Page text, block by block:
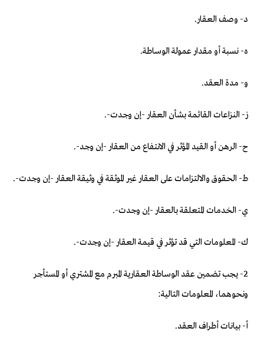
‌د- وصف العقار.
‌ه- نسبة أو مقدار عمولة الوساطة.
‌و- مدة العقد.
‌ز- النزاعات القائمة بشأن العقار -إن وجدت-.
‌ح- الرهن أو القيد المؤثر في الانتفاع من العقار -إن وجد-.
‌ط- الحقوق والالتزامات على العقار غير الموثقة في وثيقة العقار -إن وجدت-.
‌ي- الخدمات المتعلقة بالعقار -إن وجدت-.
‌ك- المعلومات التي قد تؤثر في قيمة العقار -إن وجدت-.
2- يجب تضمين عقد الوساطة العقارية المبرم مع المشتري أو المستأجر
ونحوهما، المعلومات التالية:
‌أ- بيانات أطراف العقد.